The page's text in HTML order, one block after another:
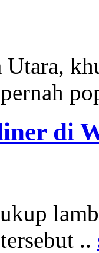
Utara,
di
..